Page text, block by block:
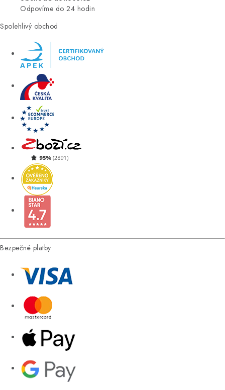
Odpovíme do 24 hodin
Spolehlivý obchod
Bezpečné platby
Úvod Kontakt Blog
Moje objednávka